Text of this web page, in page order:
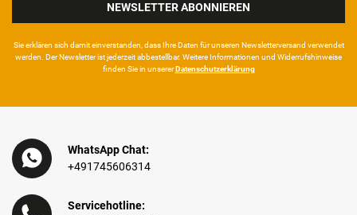
NEWSLETTER ABONNIEREN
Sie erklären sich damit ein­ver­standen, dass Ihre Da­ten für unseren News­letter­versand ver­wen­det
werden. Der News­letter ist jeder­zeit ab­bestel­lbar. Weitere Infor­mationen und Wider­rufshin­weise
finden Sie in unsererDaten­schutz­erklärung
WhatsApp Chat:
+491745606314
Servicehotline: